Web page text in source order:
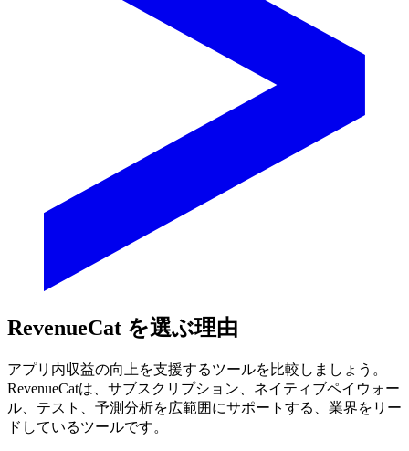
RevenueCat を選ぶ理由
アプリ内収益の向上を支援するツールを比較しましょう。
RevenueCatは、サブスクリプション、ネイティブペイウォー
ル、テスト、予測分析を広範囲にサポートする、業界をリー
ドしているツールです。